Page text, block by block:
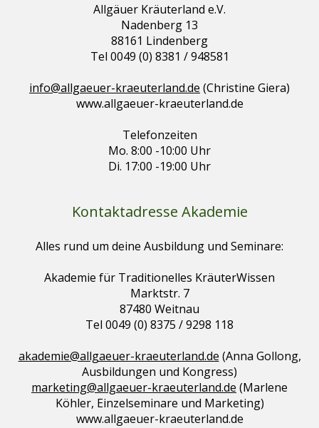
Allgäuer Kräuterland e.V.
Nadenberg 13
88161 Lindenberg
Tel 0049 (0) 8381 / 948581
info@allgaeuer-kraeuterland.de (Christine Giera)
www.allgaeuer-kraeuterland.de
Telefonzeiten
Mo. 8:00 -10:00 Uhr
Di. 17:00 -19:00 Uhr
Kontaktadresse Akademie
Alles rund um deine Ausbildung und Seminare:
Akademie für Traditionelles KräuterWissen
Marktstr. 7
87480 Weitnau
Tel 0049 (0) 8375 / 9298 118
akademie@allgaeuer-kraeuterland.de (Anna Gollong,
Ausbildungen und Kongress)
marketing@allgaeuer-kraeuterland.de (Marlene
Köhler, Einzelseminare und Marketing)
www.allgaeuer-kraeuterland.de